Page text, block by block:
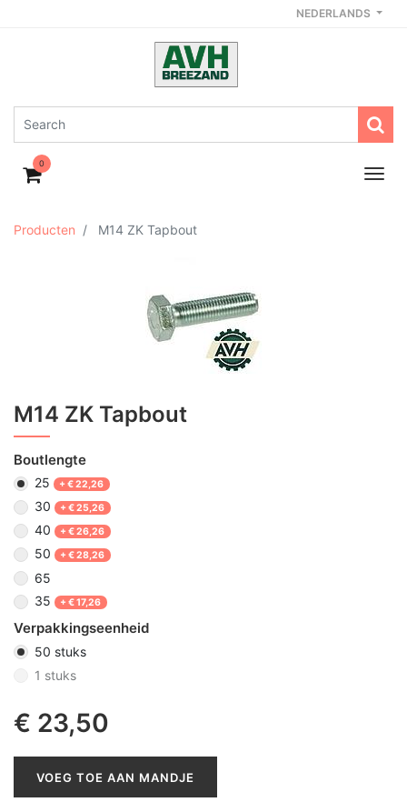
NEDERLANDS
0
Producten M14 ZK Tapbout
M14 ZK Tapbout
Boutlengte
25 +€22,26
30 +€25,26
40 +€26,26
50 +€28,26
65
35
+€17,26
Verpakkingseenheid
50 stuks
1 stuks
€ 23,50
VOEG TOE AAN MANDJE